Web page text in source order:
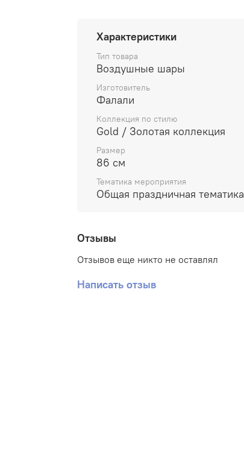
Характеристики
Тип товара
Воздушные шары
Изготовитель
Фалали
Коллекция по стилю
Gold / Золотая коллекция
Размер
86 см
Тематика мероприятия
Общая праздничная тематика
Отзывы
Отзывов еще никто не оставлял
Написать отзыв